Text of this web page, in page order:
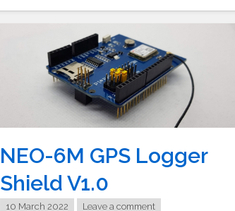
TF
Karte"
NEO-6M GPS Logger
Shield V1.0
10 March 2022 Leave a comment